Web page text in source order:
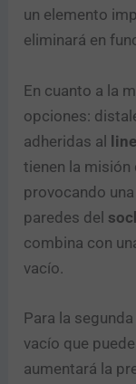
un elemento
eliminará en
En cuanto a la
opciones:
adheridas al
tienen la misión
provocando
paredes del
combina con
vacío.
Para la
vacío que
aumentará la